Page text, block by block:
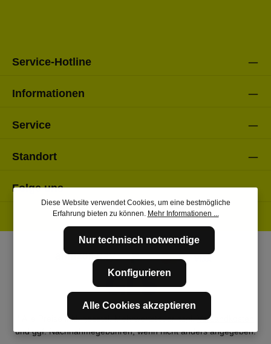
Service-Hotline
Informationen
Service
Standort
Folge uns
* Alle Preise inkl. gesetzl. Mehrwertsteuer zzgl.Versandkosten
und ggf. Nachnahmegebühren, wenn nicht anders angegeben.
Diese Website verwendet Cookies, um eine bestmögliche
Erfahrung bieten zu können. Mehr Informationen ...
Nur technisch notwendige
Konfigurieren
Alle Cookies akzeptieren